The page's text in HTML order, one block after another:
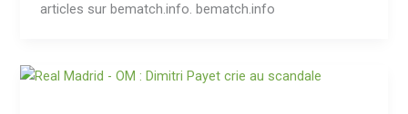
articles sur bematch.info. bematch.info
Real